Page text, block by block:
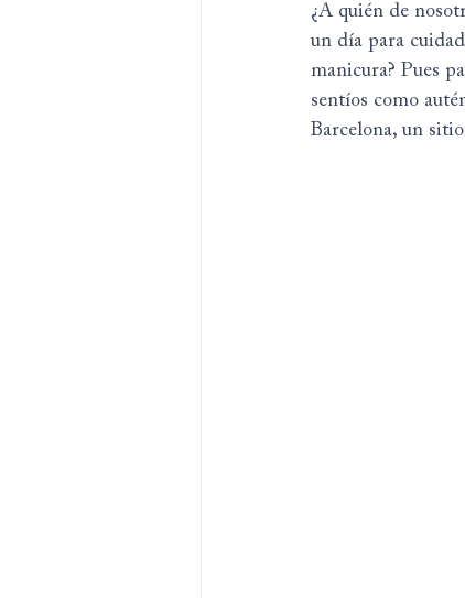
¿A quién de
un día para
manicura? Pues
sentíos como
Barcelona, un